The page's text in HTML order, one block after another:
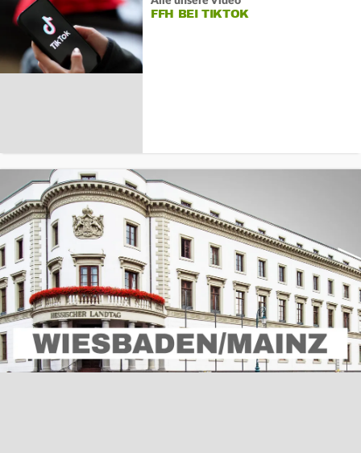
FFH BEI TIKTOK